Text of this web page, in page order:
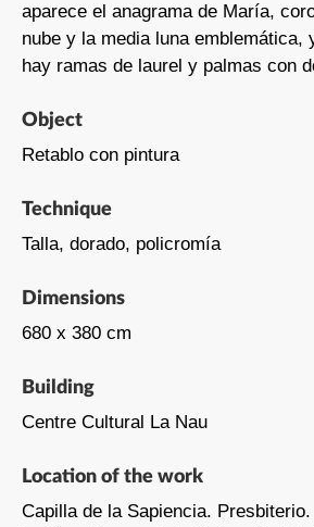
aparece el anagrama de María,
nube y la media luna emblemática,
hay ramas de laurel y palmas con
Object
Retablo con pintura
Technique
Talla, dorado, policromía
Dimensions
680 x 380 cm
Building
Centre Cultural La Nau
Location of the work
Capilla de la Sapiencia. Presbiterio.